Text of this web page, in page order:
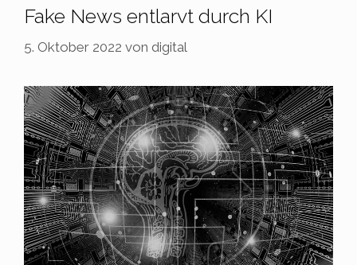
Fake News entlarvt durch KI
5. Oktober 2022 von digital